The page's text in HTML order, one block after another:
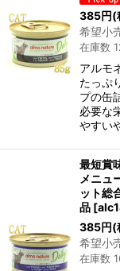
385円(
希望小
在庫数
アルモ
たっぷ
プの缶
必要な
やすい
最短賞
メニュ
ット総
品 [
385円(
希望小
在庫数